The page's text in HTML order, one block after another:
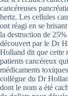
cancéreuses
hertz. Les cellules
ont réagi en se
la destruction de
découvert par le Dr
Holland dit que cette
patients cancéreux
médicaments
collègue du Dr
dont le nom a été